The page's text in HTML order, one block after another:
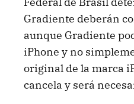
Gradiente deberán
aunque Gradiente
iPhone y no
original de la marca
cancela y será